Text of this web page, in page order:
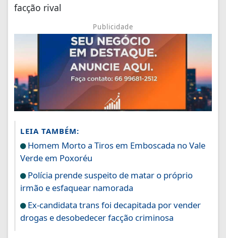
facção rival
Publicidade
LEIA TAMBÉM:
Homem Morto a Tiros em Emboscada no Vale
Verde em Poxoréu
Polícia prende suspeito de matar o próprio
irmão e esfaquear namorada
Ex-candidata trans foi decapitada por vender
drogas e desobedecer facção criminosa